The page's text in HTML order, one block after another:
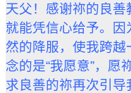
天父！感谢祢的良
就能凭信心给予。
然的降服，使我跨
念的是“我愿意”，愿
求良善的祢再次引